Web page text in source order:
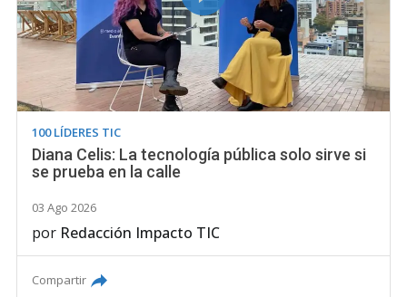
100 LÍDERES TIC
Diana Celis: La tecnología pública solo sirve si
se prueba en la calle
03 Ago 2026
por Redacción Impacto TIC
Compartir